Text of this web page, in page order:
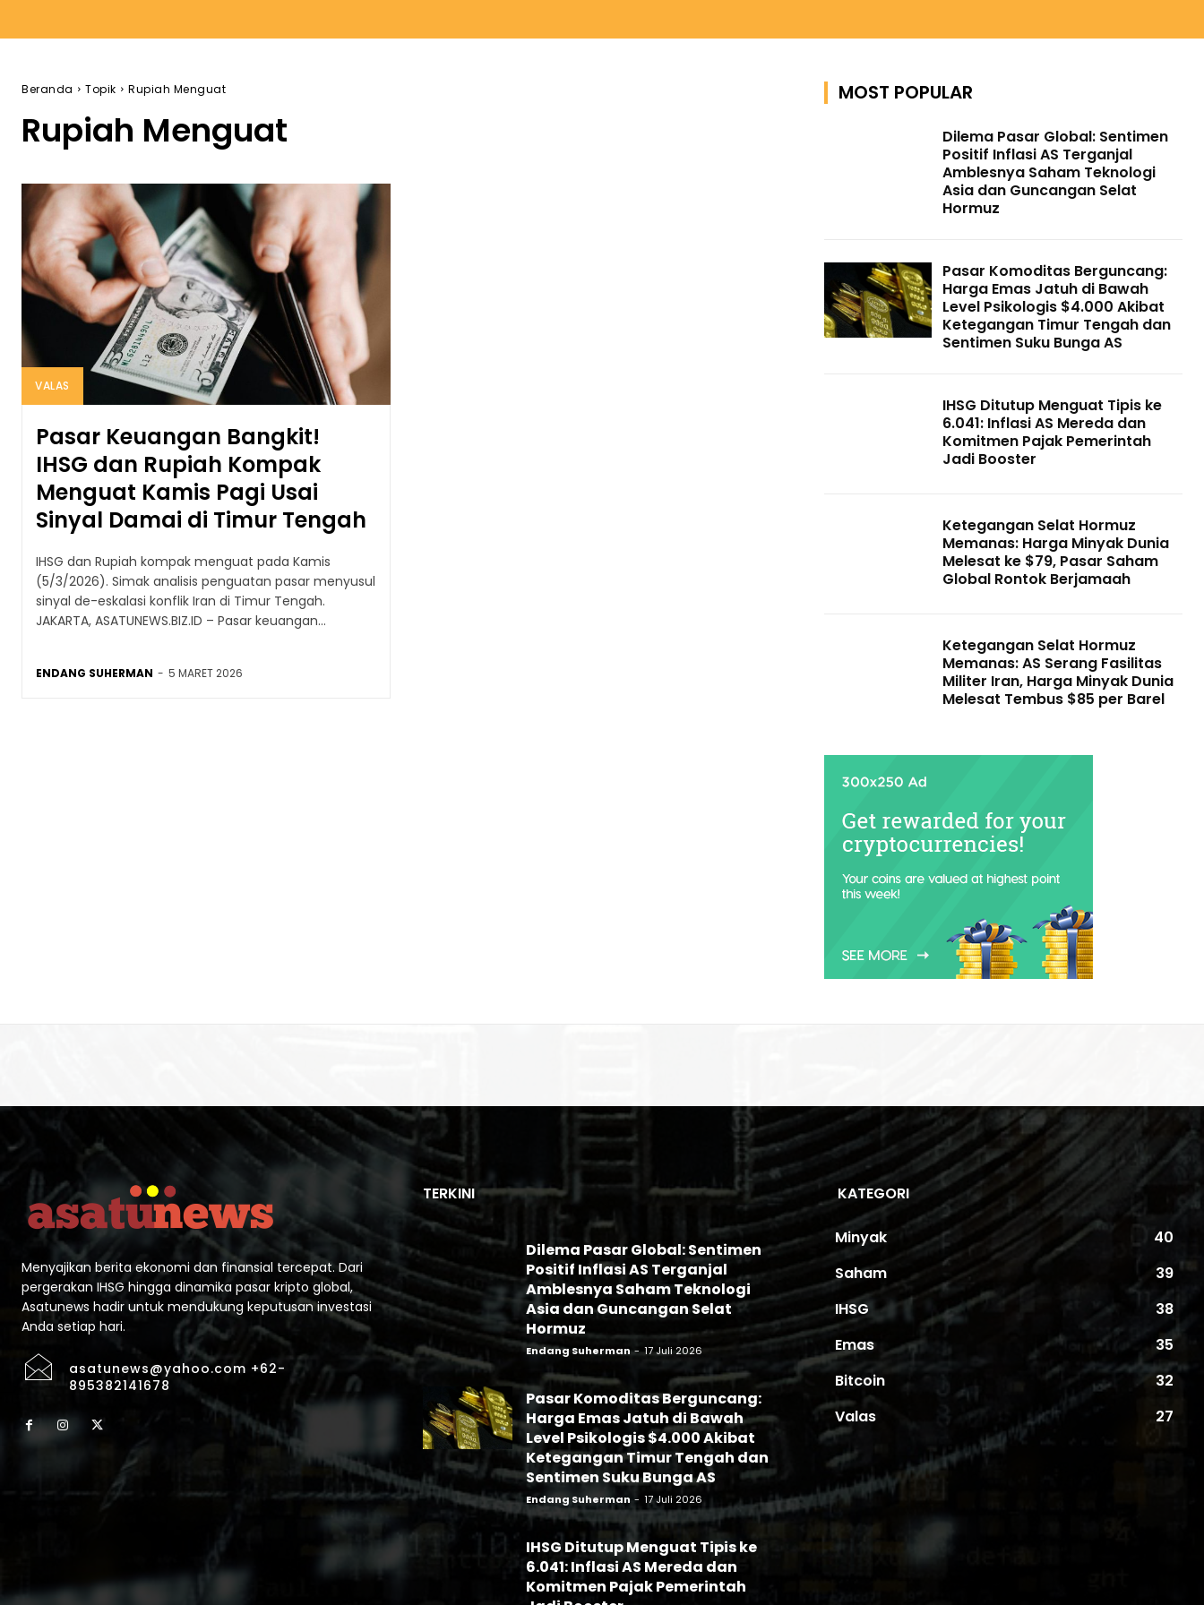
Beranda Topik Rupiah Menguat
Rupiah Menguat
VALAS
Pasar Keuangan Bangkit!
IHSG dan Rupiah Kompak
Menguat Kamis Pagi Usai
Sinyal Damai di Timur Tengah
IHSG dan Rupiah kompak menguat pada Kamis
(5/3/2026). Simak analisis penguatan pasar menyusul
sinyal de-eskalasi konflik Iran di Timur Tengah.
JAKARTA, ASATUNEWS.BIZ.ID – Pasar keuangan...
ENDANG SUHERMAN - 5 MARET 2026
MOST POPULAR
Dilema Pasar Global: Sentimen
Positif Inflasi AS Terganjal
Amblesnya Saham Teknologi
Asia dan Guncangan Selat
Hormuz
Pasar Komoditas Berguncang:
Harga Emas Jatuh di Bawah
Level Psikologis $4.000 Akibat
Ketegangan Timur Tengah dan
Sentimen Suku Bunga AS
IHSG Ditutup Menguat Tipis ke
6.041: Inflasi AS Mereda dan
Komitmen Pajak Pemerintah
Jadi Booster
Ketegangan Selat Hormuz
Memanas: Harga Minyak Dunia
Melesat ke $79, Pasar Saham
Global Rontok Berjamaah
Ketegangan Selat Hormuz
Memanas: AS Serang Fasilitas
Militer Iran, Harga Minyak Dunia
Melesat Tembus $85 per Barel
Menyajikan berita ekonomi dan finansial tercepat. Dari
pergerakan IHSG hingga dinamika pasar kripto global,
Asatunews hadir untuk mendukung keputusan investasi
Anda setiap hari.
asatunews@yahoo.com +62-
895382141678
TERKINI
Dilema Pasar Global: Sentimen
Positif Inflasi AS Terganjal
Amblesnya Saham Teknologi
Asia dan Guncangan Selat
Hormuz
Endang Suherman - 17 Juli 2026
Pasar Komoditas Berguncang:
Harga Emas Jatuh di Bawah
Level Psikologis $4.000 Akibat
Ketegangan Timur Tengah dan
Sentimen Suku Bunga AS
Endang Suherman - 17 Juli 2026
IHSG Ditutup Menguat Tipis ke
6.041: Inflasi AS Mereda dan
Komitmen Pajak Pemerintah
KATEGORI
Minyak
40
Saham
39
IHSG
38
Emas
35
Bitcoin
32
Valas
27